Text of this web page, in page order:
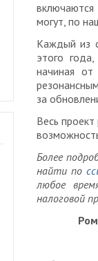
могут, по
Каждый из
этого
начиная от
за
Весь
Более
найти по
любое
налоговой